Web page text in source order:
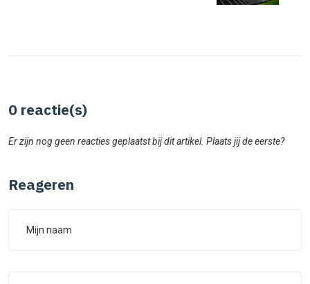
0 reactie(s)
Er zijn nog geen reacties geplaatst bij dit artikel. Plaats jij de eerste?
Reageren